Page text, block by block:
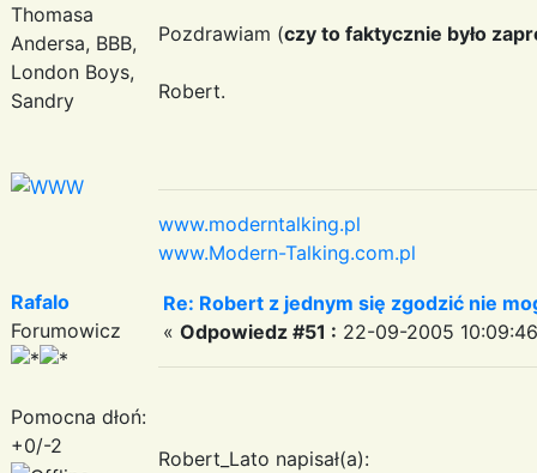
Thomasa
Andersa, BBB,
London Boys,
Sandry
Pozdrawiam (czy to faktycznie było
Robert.
www.moderntalking.pl
www.Modern-Talking.com.pl
Rafalo
Forumowicz
Pomocna dłoń:
+0/-2
Re: Robert z jednym się zgodzić nie
« Odpowiedz #51 : 22-09-2005
Robert_Lato napisał(a):